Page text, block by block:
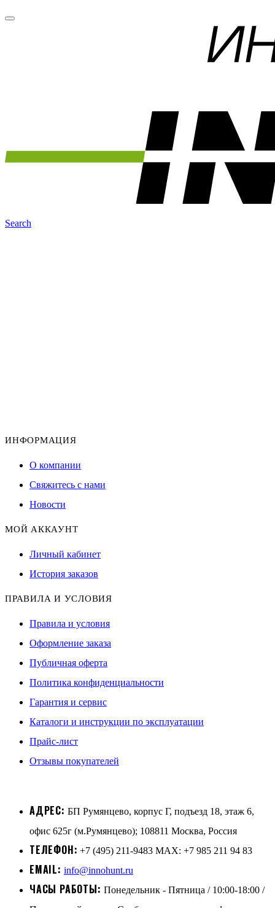
Search
ИНФОРМАЦИЯ
О компании
Свяжитесь с нами
Новости
МОЙ АККАУНТ
Личный кабинет
История заказов
ПРАВИЛА И УСЛОВИЯ
Правила и условия
Оформление заказа
Публичная оферта
Политика конфиденциальности
Гарантия и сервис
Каталоги и инструкции по эксплуатации
Прайс-лист
Отзывы покупателей
АДРЕС: БП Румянцево, корпус Г, подъезд 18, этаж 6,
офис 625г (м.Румянцево); 108811 Москва, Россия
ТЕЛЕФОН: +7 (495) 211-9483 MAX: +7 985 211 94 83
EMAIL: info@innohunt.ru
ЧАСЫ РАБОТЫ: Понедельник - Пятница / 10:00-18:00 /